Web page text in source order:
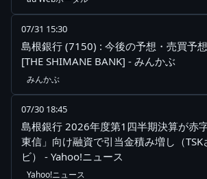
07/31 15:30
島根銀行 (7150) : 今後の予想・売買予
[THE SHIMANE BANK] - みんかぶ
みんかぶ
07/30 18:45
島根銀行 2026年度第1四半期決算が赤
東信」向け融資で引当金積み増し（TSK
ビ） - Yahoo!ニュース
Yahoo!ニュース